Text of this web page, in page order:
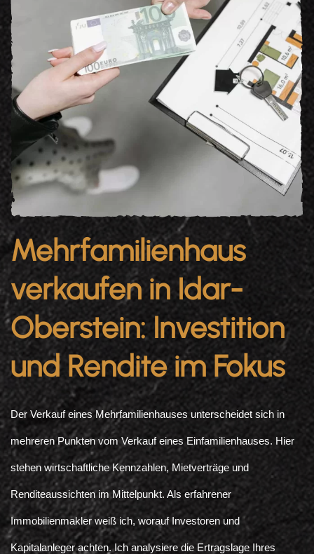
Mehrfamilienhaus
verkaufen in Idar-
Oberstein: Investition
und Rendite im Fokus
Der Verkauf eines Mehrfamilienhauses unterscheidet sich in
mehreren Punkten vom Verkauf eines Einfamilienhauses. Hier
stehen wirtschaftliche Kennzahlen, Mietverträge und
Renditeaussichten im Mittelpunkt. Als erfahrener
Immobilienmakler weiß ich, worauf Investoren und
Kapitalanleger achten. Ich analysiere die Ertragslage Ihres